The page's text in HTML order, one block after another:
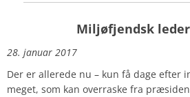
Miljøfjendsk leder
28. januar 2017
Der er allerede nu – kun få dage efter
meget, som kan overraske fra